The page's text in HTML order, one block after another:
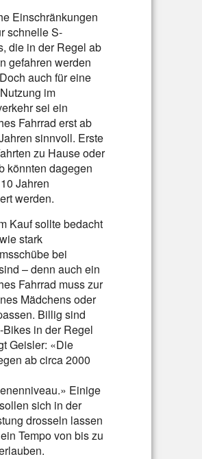
Einschränkungen
schnelle S-
die in der Regel ab
gefahren werden
auch für eine
im
sei ein
Fahrrad erst ab
sinnvoll. Erste
zu Hause oder
könnten dagegen
Jahren
werden.
Kauf sollte bedacht
stark
bei
– denn auch ein
Fahrrad muss zur
Mädchens oder
Billig sind
Bikes in der Regel
Geisler: «Die
ab circa 2000
Einige
sich in der
drosseln lassen
Tempo von bis zu